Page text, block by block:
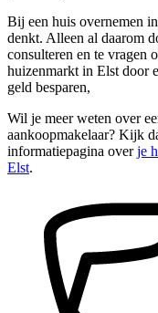
Bij een huis overnemen
denkt. Alleen al daarom
consulteren en te vragen
huizenmarkt in Elst door
geld besparen,
Wil je meer weten over
aankoopmakelaar? Kijk
informatiepagina overje
Elst.